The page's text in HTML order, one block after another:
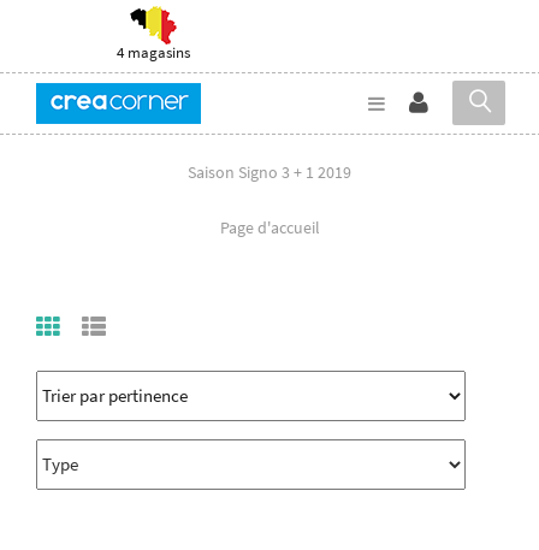
4 magasins
Saison Signo 3 + 1 2019
Page d'accueil